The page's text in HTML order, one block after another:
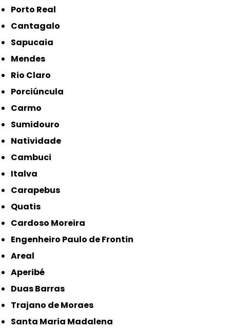
Porto Real
Cantagalo
Sapucaia
Mendes
Rio Claro
Porciúncula
Carmo
Sumidouro
Natividade
Cambuci
Italva
Carapebus
Quatis
Cardoso Moreira
Engenheiro Paulo de Frontin
Areal
Aperibé
Duas Barras
Trajano de Moraes
Santa Maria Madalena